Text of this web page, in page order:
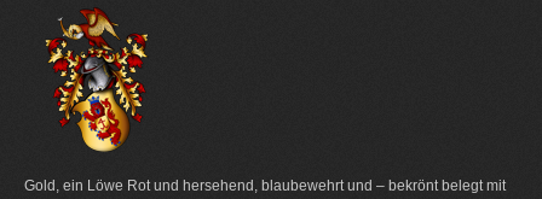
Gold, ein Löwe Rot und hersehend, blaubewehrt und – bekrönt belegt mit